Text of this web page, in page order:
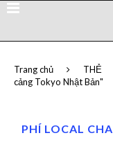
Trang chủ THẺ
cảng Tokyo Nhật Bản"
PHÍ LOCAL